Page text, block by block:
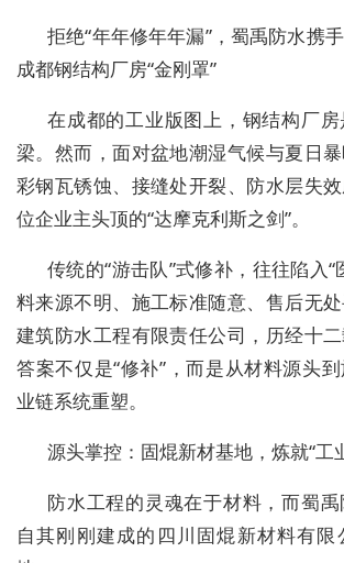
拒绝“年年修年年漏”，蜀禹防水携
成都钢结构厂房“金刚罩”
在成都的工业版图上，钢结构厂
梁。然而，面对盆地潮湿气候与夏日暴
彩钢瓦锈蚀、接缝处开裂、防水层失
位企业主头顶的“达摩克利斯之剑”。
传统的“游击队”式修补，往往陷入“
料来源不明、施工标准随意、售后无处
建筑防水工程有限责任公司 ，历经十
答案不仅是“修补”，而是从材料源头
业链系统重塑。
源头掌控：固焜新材基地，炼就“工
防水工程的灵魂在于材料，而蜀
自其刚刚建成的 四川固焜新材料有限